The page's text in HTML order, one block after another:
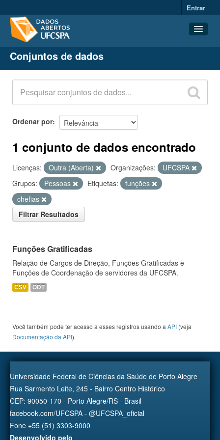
Entrar
Conjuntos de dados
Organizações
Grupos
Sobre
Conjuntos de dados
Ordenar por
1 conjunto de dados encontrado
Licenças: Outra (Aberta) Organizações:
UFCSPA
Grupos:
Pessoas Etiquetas:
funções
chefias
Filtrar Resultados
Funções Gratificadas
Relação de Cargos de Direção, Funções Gratificadas e
Funções de Coordenação de servidores da UFCSPA.
CSV ODT
Você também pode ter acesso a esses registros usando a API (veja
Documentação da API).
Universidade Federal de Ciências da Saúde de Porto Alegre
Rua Sarmento Leite, 245 - Bairro Centro Histórico
CEP: 90050-170 - Porto Alegre/RS - Brasil
facebook.com/UFCSPA - @UFCSPA_oficial
Fone +55 (51) 3303-9000
Desenvolvido pelo